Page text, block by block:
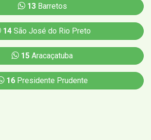
13Barretos
14 São José do Rio Preto
15 Aracaçatuba
16Presidente Prudente